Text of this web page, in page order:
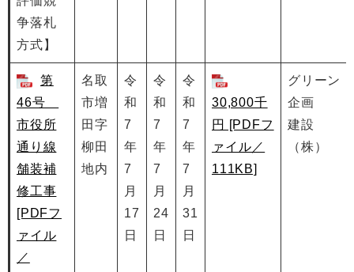
争落札
方式】
第
46号
市役所
通り線
舗装補
修工事
[PDFフ
ァイル
／
名取
市増
田字
柳田
地内
令
和
7
年
7
月
17
日
令
和
7
年
7
月
24
日
令
和
7
年
7
月
31
日
30,800千
円 [PDFフ
ァイル／
111KB]
グリーン
企画
建設
（株）